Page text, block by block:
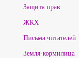
Защита прав
ЖКХ
Письма читателей
Земля-кормилица